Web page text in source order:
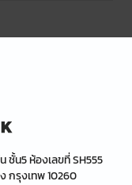
ชั้น5 ห้องเลขที่ SH555
กรุงเทพ 10260